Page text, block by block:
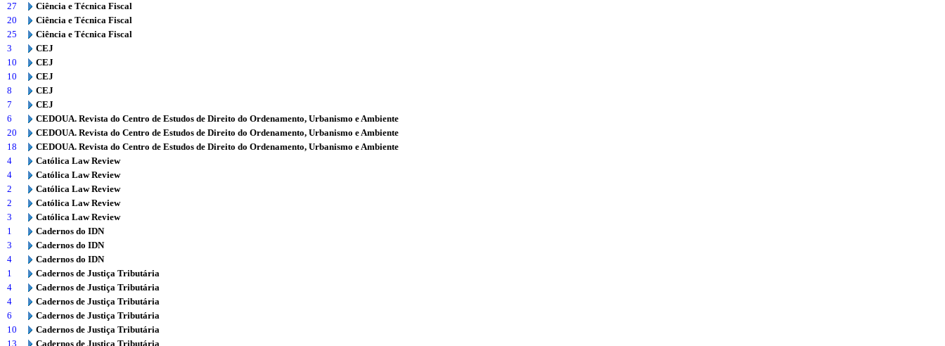
27
Ciência e Técnica Fiscal
20
Ciência e Técnica Fiscal
25
Ciência e Técnica Fiscal
3
CEJ
10
CEJ
10
CEJ
8
CEJ
7
CEJ
6
CEDOUA. Revista do Centro de Estudos de Direito do Ordenamento, Urbanismo e Ambiente
20
CEDOUA. Revista do Centro de Estudos de Direito do Ordenamento, Urbanismo e Ambiente
18
CEDOUA. Revista do Centro de Estudos de Direito do Ordenamento, Urbanismo e Ambiente
4
Católica Law Review
4
Católica Law Review
2
Católica Law Review
2
Católica Law Review
3
Católica Law Review
1
Cadernos do IDN
3
Cadernos do IDN
4
Cadernos do IDN
1
Cadernos de Justiça Tributária
4
Cadernos de Justiça Tributária
4
Cadernos de Justiça Tributária
6
Cadernos de Justiça Tributária
10
Cadernos de Justiça Tributária
13
Cadernos de Justiça Tributária